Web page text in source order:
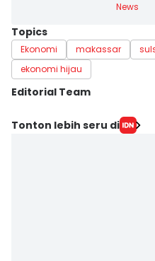
News
Topics
Ekonomi makassar
ekonomi hijau
Editorial Team
Editor
Tonton lebih seru di